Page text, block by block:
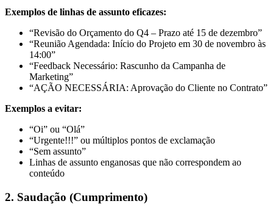
Exemplos de linhas de assunto eficazes:
“Revisão do Orçamento do Q4 – Prazo até 15 de dezembro”
“Reunião Agendada: Início do Projeto em 30 de novembro às
14:00”
“Feedback Necessário: Rascunho da Campanha de
Marketing”
“AÇÃO NECESSÁRIA: Aprovação do Cliente no Contrato”
Exemplos a evitar:
“Oi” ou “Olá”
“Urgente!!!” ou múltiplos pontos de exclamação
“Sem assunto”
Linhas de assunto enganosas que não correspondem ao
conteúdo
2. Saudação (Cumprimento)